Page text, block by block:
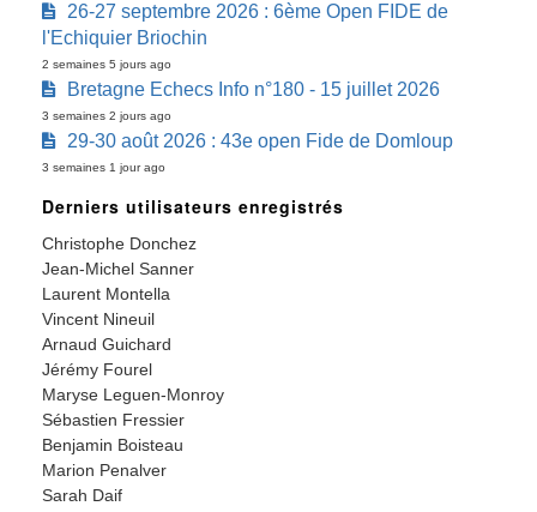
26-27 septembre 2026 : 6ème Open FIDE de
l'Echiquier Briochin
2 semaines 5 jours ago
Bretagne Echecs Info n°180 - 15 juillet 2026
3 semaines 2 jours ago
29-30 août 2026 : 43e open Fide de Domloup
3 semaines 1 jour ago
Derniers utilisateurs enregistrés
Christophe Donchez
Jean-Michel Sanner
Laurent Montella
Vincent Nineuil
Arnaud Guichard
Jérémy Fourel
Maryse Leguen-Monroy
Sébastien Fressier
Benjamin Boisteau
Marion Penalver
Sarah Daif